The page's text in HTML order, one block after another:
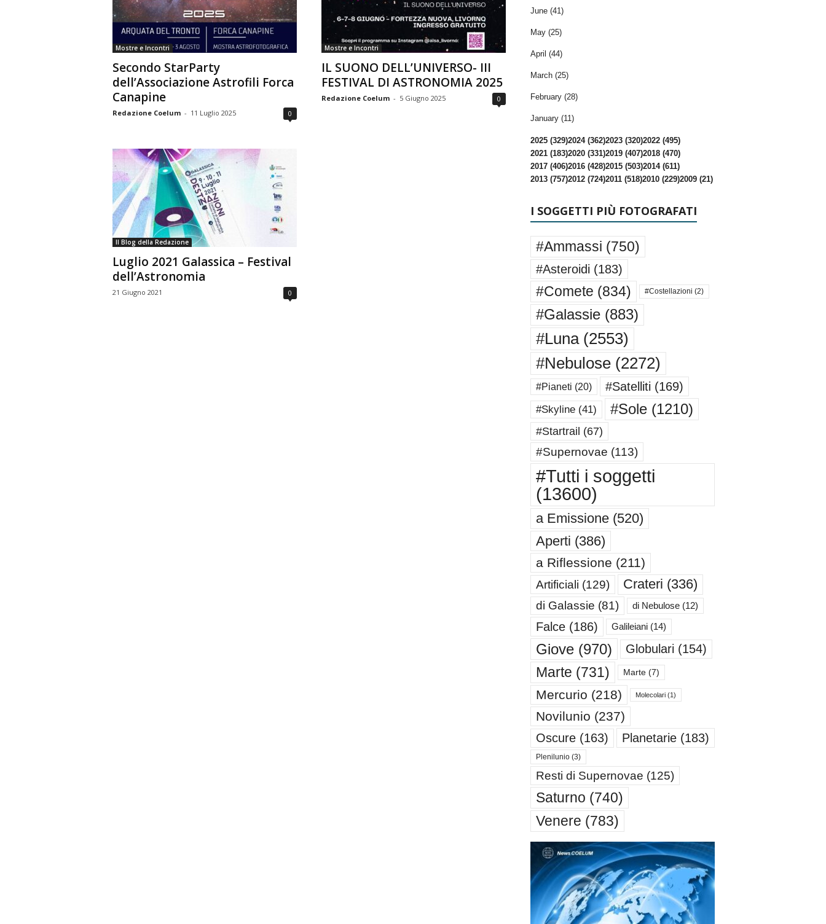
n
o
m
i
Mostre e Incontri
Secondo StarParty
dell’Associazione Astrofili Forca
Canapine
Redazione Coelum - 11 Luglio 2025 0
Mostre e Incontri
IL SUONO DELL’UNIVERSO- III
FESTIVAL DI ASTRONOMIA 2025
Redazione Coelum - 5 Giugno 2025 0
Il Blog della Redazione
Luglio 2021 Galassica – Festival
dell’Astronomia
21 Giugno 2021 0
June (41)
May (25)
April (44)
March (25)
February (28)
January (11)
2025 (329)2024 (362)2023 (320)2022 (495)
2021 (183)2020 (331)2019 (407)2018 (470)
2017 (406)2016 (428)2015 (503)2014 (611)
2013 (757)2012 (724)2011 (518)2010 (229)2009 (21)
I SOGGETTI PIÙ FOTOGRAFATI
#Ammassi (750)
#Asteroidi (183)
#Comete (834) #Costellazioni (2)
#Galassie(883)
#Luna(2553)
#Nebulose(2272)
#Pianeti (20) #Satelliti (169)
#Skyline(41) #Sole(1210)
#Startrail (67)
#Supernovae (113)
#Tutti i soggetti
(13600)
a Emissione(520)
Aperti (386)
a Riflessione (211)
Artificiali (129) Crateri (336)
di Galassie (81) di Nebulose(12)
Falce(186) Galileiani(14)
Giove(970) Globulari (154)
Marte (731) Marte(7)
Mercurio (218) Molecolari(1)
Novilunio (237)
Oscure(163) Planetarie(183)
Plenilunio(3)
Resti di Supernovae (125)
Saturno (740)
Venere (783)